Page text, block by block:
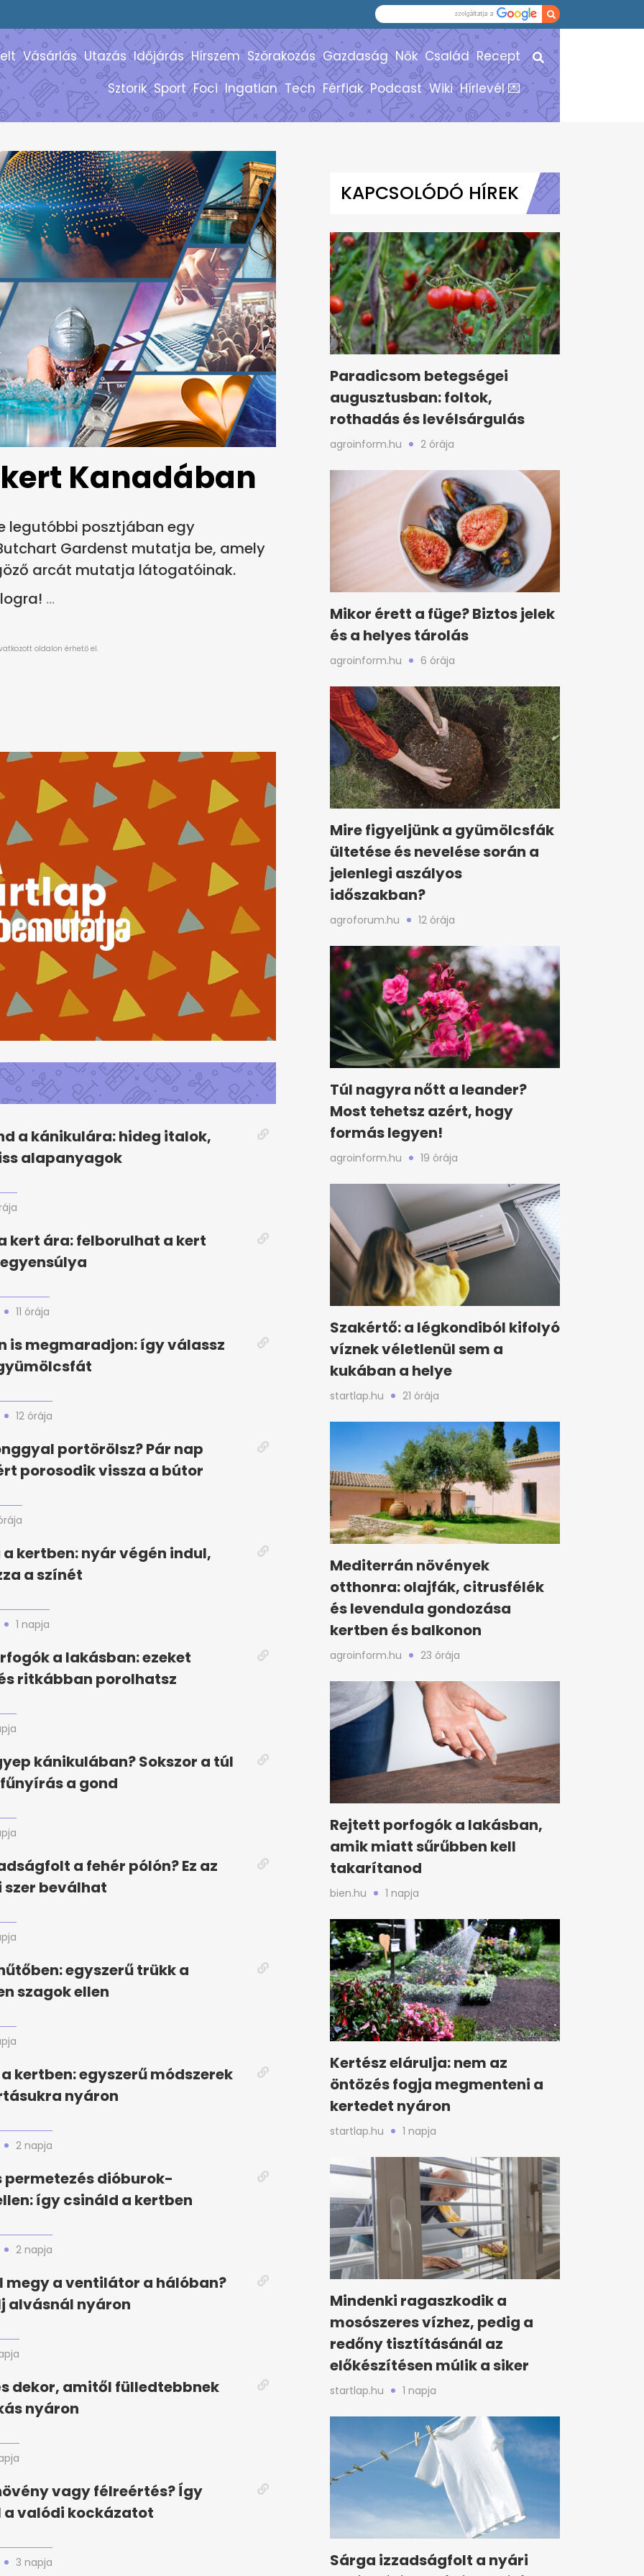
Vásárlás Utazás Időjárás Hírszem Szórakozás Gazdaság Nők Család Recept
Sztorik Sport Foci Ingatlan Tech Férfiak Podcast Wiki Hírlevél 💌
Kanadában
legutóbbi posztjában egy
Gardenst mutatja be, amely
arcát mutatja látogatóinak.
a kánikulára: hideg italok,
alapanyagok
kert ára: felborulhat a kert
11 órája
is megmaradjon: így válassz
12 órája
portörölsz? Pár nap
porosodik vissza a bútor
a kertben: nyár végén indul,
a színét
1 napja
a lakásban: ezeket
ritkábban porolhatsz
kánikulában? Sokszor a túl
a gond
a fehér pólón? Ez az
szer beválhat
egyszerű trükk a
szagok ellen
kertben: egyszerű módszerek
nyáron
2 napja
permetezés dióburok-
így csináld a kertben
2 napja
megy a ventilátor a hálóban?
alvásnál nyáron
dekor, amitől fülledtebbnek
nyáron
vagy félreértés? Így
a valódi kockázatot
3 napja
KAPCSOLÓDÓ HÍREK
Paradicsom betegségei
augusztusban: foltok,
rothadás és levélsárgulás
agroinform.hu 2 órája
Mikor érett a füge? Biztos jelek
és a helyes tárolás
agroinform.hu 6 órája
Mire figyeljünk a gyümölcsfák
ültetése és nevelése során a
jelenlegi aszályos
időszakban?
agroforum.hu 12 órája
Túl nagyra nőtt a leander?
Most tehetsz azért, hogy
formás legyen!
agroinform.hu 19 órája
Szakértő: a légkondiból kifolyó
víznek véletlenül sem a
kukában a helye
startlap.hu 21 órája
Mediterrán növények
otthonra: olajfák, citrusfélék
és levendula gondozása
kertben és balkonon
agroinform.hu 23 órája
Rejtett porfogók a lakásban,
amik miatt sűrűbben kell
takarítanod
bien.hu 1 napja
Kertész elárulja: nem az
öntözés fogja megmenteni a
kertedet nyáron
startlap.hu 1 napja
Mindenki ragaszkodik a
mosószeres vízhez, pedig a
redőny tisztításánál az
előkészítésen múlik a siker
startlap.hu 1 napja
Sárga izzadságfolt a nyári